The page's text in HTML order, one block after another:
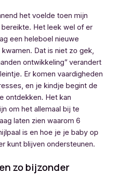
het voelde toen mijn
Het leek wel of er
een heleboel nieuwe
Dat is niet zo gek,
ontwikkeling” verandert
Er komen vaardigheden
en je kindje begint de
ontdekken. Het kan
om het allemaal bij te
laten zien waarom 6
is en hoe je je baby op
kunt blijven ondersteunen.
zo bijzonder